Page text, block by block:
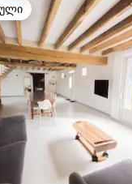
მოწინავე ვარიანტი